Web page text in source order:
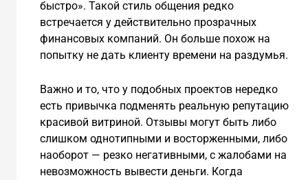
быстро». Такой стиль общения редко
встречается у действительно прозрачных
финансовых компаний. Он больше похож на
попытку не дать клиенту времени на раздумья.
Важно и то, что у подобных проектов нередко
есть привычка подменять реальную репутацию
красивой витриной. Отзывы могут быть либо
слишком однотипными и восторженными, либо
наоборот — резко негативными, с жалобами на
невозможность вывести деньги. Когда